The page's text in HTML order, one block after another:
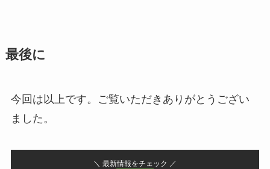
最後に
今回は以上です。ご覧いただきありがとうござい
ました。
＼ 最新情報をチェック ／